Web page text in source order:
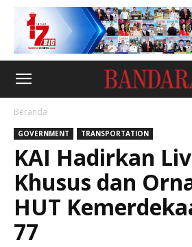
Beranda
GOVERNMENT TRANSPORTATION
KAI Hadirkan
Khusus dan
HUT
77